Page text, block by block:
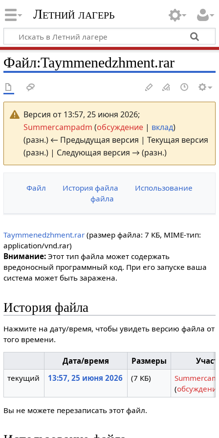
Летний лагерь
Файл:Taymmenedzhment.rar
Версия от 13:57, 25 июня 2026;
Summercampadm (обсуждение| вклад)
(разн.) ← Предыдущая версия | Текущая версия
(разн.) | Следующая версия → (разн.)
Файл История файла
Использование
файла
Taymmenedzhment.rar (размер файла: 7 КБ, MIME-тип:
application/vnd.rar)
Внимание:Этот тип файла может содержать
вредоносный программный код. При его запуске ваша
система может быть заражена.
История файла
Нажмите на дату/время, чтобы увидеть версию файла от
того времени.
Дата/время Размеры
текущий
13:57, 25 июня 2026 (7 КБ)
(
Вы не можете перезаписать этот файл.